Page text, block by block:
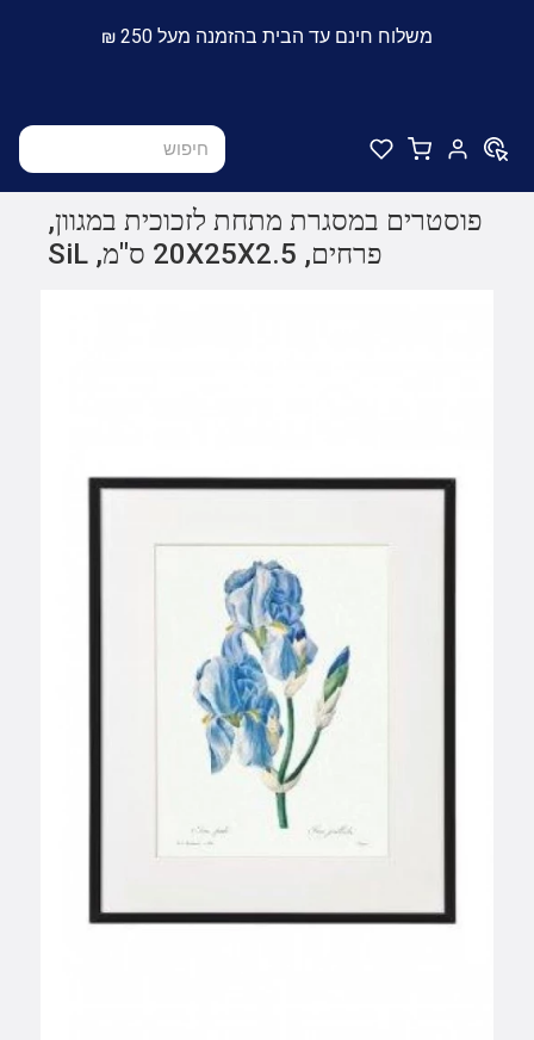
משלוח חינם עד הבית בהזמנה מעל 250 ₪
פוסטרים במסגרת מתחת לזכוכית במגוון,
פרחים, 20X25X2.5 ס"מ, SiL